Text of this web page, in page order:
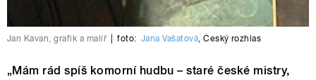
Jan Kavan, grafik a malíř foto: Jana Vašatová,Český rozhlas
„Mám rád spíš komorní hudbu – staré české mistry,